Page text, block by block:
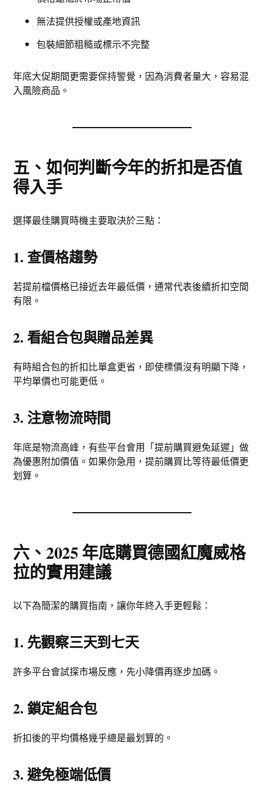
無法提供授權或產地資訊
包裝細節粗糙或標示不完整
年底大促期間更需要保持警覺，因為消費者量大，容易混
入風險商品。
五、如何判斷今年的折扣是否值
得入手
選擇最佳購買時機主要取決於三點：
1. 查價格趨勢
若提前檔價格已接近去年最低價，通常代表後續折扣空間
有限。
2. 看組合包與贈品差異
有時組合包的折扣比單盒更省，即使標價沒有明顯下降，
平均單價也可能更低。
3. 注意物流時間
年底是物流高峰，有些平台會用「提前購買避免延遲」做
為優惠附加價值。如果你急用，提前購買比等待最低價更
划算。
六、2025 年底購買德國紅魔威格
拉的實用建議
以下為簡潔的購買指南，讓你年終入手更輕鬆：
1. 先觀察三天到七天
許多平台會試探市場反應，先小降價再逐步加碼。
2. 鎖定組合包
折扣後的平均價格幾乎總是最划算的。
3. 避免極端低價